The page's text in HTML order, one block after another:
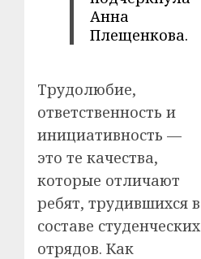
Анна
Плещенкова.
Трудолюбие,
ответственность и
инициативность —
это те качества,
которые отличают
ребят, трудившихся в
составе студенческих
отрядов. Как